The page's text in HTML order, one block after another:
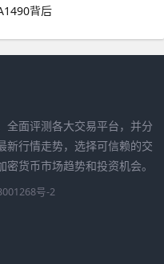
背后
全面评测各大交易平台，并分
新行情走势，选择可信赖的交
货币市场趋势和投资机会。
号-2